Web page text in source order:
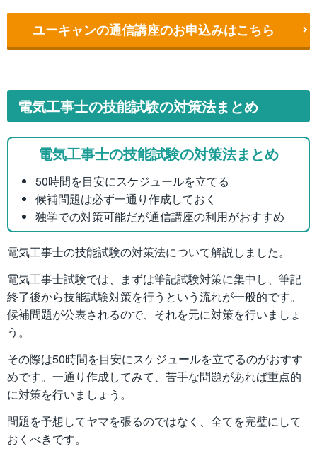
ユーキャンの通信講座のお申込みはこちら
電気工事士の技能試験の対策法まとめ
電気工事士の技能試験の対策法まとめ
50時間を目安にスケジュールを立てる
候補問題は必ず一通り作成しておく
独学での対策可能だが通信講座の利用がおすすめ
電気工事士の技能試験の対策法について解説しました。
電気工事士試験では、まずは筆記試験対策に集中し、筆記
終了後から技能試験対策を行うという流れが一般的です。
候補問題が公表されるので、それを元に対策を行いましょ
う。
その際は50時間を目安にスケジュールを立てるのがおすす
めです。一通り作成してみて、苦手な問題があれば重点的
に対策を行いましょう。
問題を予想してヤマを張るのではなく、全てを完璧にして
おくべきです。